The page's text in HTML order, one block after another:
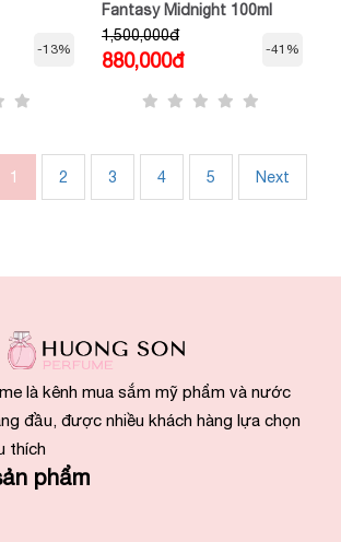
-13%
Fantasy Midnight 100ml
1,500,000đ
880,000đ
-41%
1 2 3 4 5 Next
là kênh mua sắm mỹ phẩm và nước
đầu, được nhiều khách hàng lựa chọn
thích
phẩm